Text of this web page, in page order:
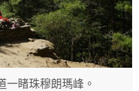
一睹珠穆朗瑪峰。